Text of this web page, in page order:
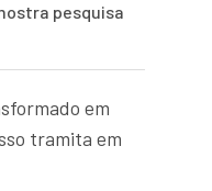
pesquisa
em
tramita em